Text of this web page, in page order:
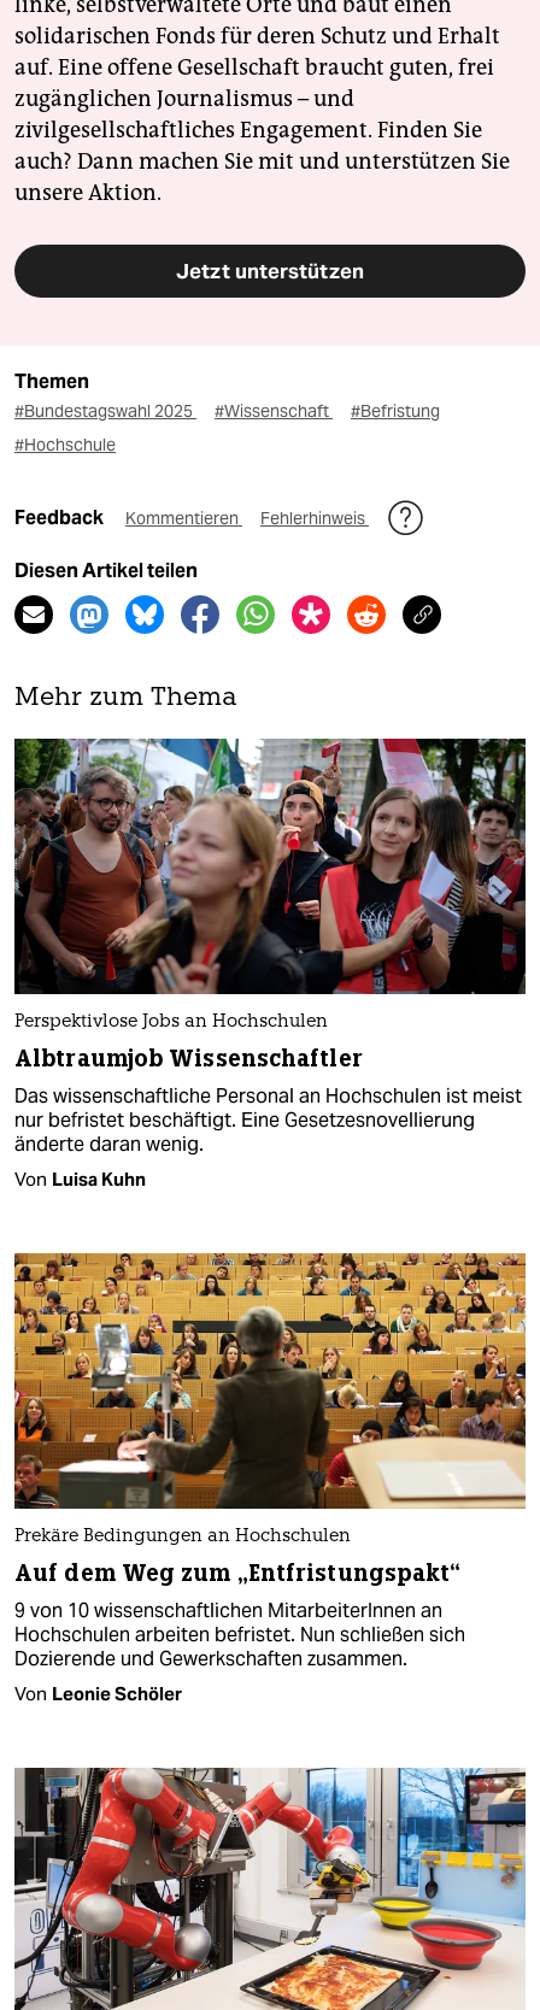
solidarischen Fonds für deren Schutz und Erhalt
auf. Eine offene Gesellschaft braucht guten, frei
zugänglichen Journalismus – und
zivilgesellschaftliches Engagement. Finden Sie
auch? Dann machen Sie mit und unterstützen Sie
unsere Aktion.
Jetzt unterstützen
Themen
#Bundestagswahl 2025 #Wissenschaft
#Befristung
#Hochschule
Feedback Kommentieren Fehlerhinweis
Diesen Artikel teilen
Mehr zum Thema
Perspektivlose Jobs an Hochschulen
Albtraumjob Wissenschaftler
Das wissenschaftliche Personal an Hochschulen ist meist
nur befristet beschäftigt. Eine Gesetzesnovellierung
änderte daran wenig.
Von Luisa Kuhn
Prekäre Bedingungen an Hochschulen
Auf dem Weg zum „Entfristungspakt“
9 von 10 wissenschaftlichen MitarbeiterInnen an
Hochschulen arbeiten befristet. Nun schließen sich
Dozierende und Gewerkschaften zusammen.
Von Leonie Schöler